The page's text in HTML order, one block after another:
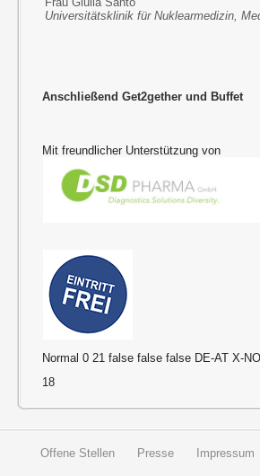
Universitätsklinik für Nuklearmedizin,
Anschließend Get2gether und Buffet
Mit freundlicher Unterstützung von
Normal 0 21 false false false DE-AT X-
18
Offene Stellen Presse Impressum